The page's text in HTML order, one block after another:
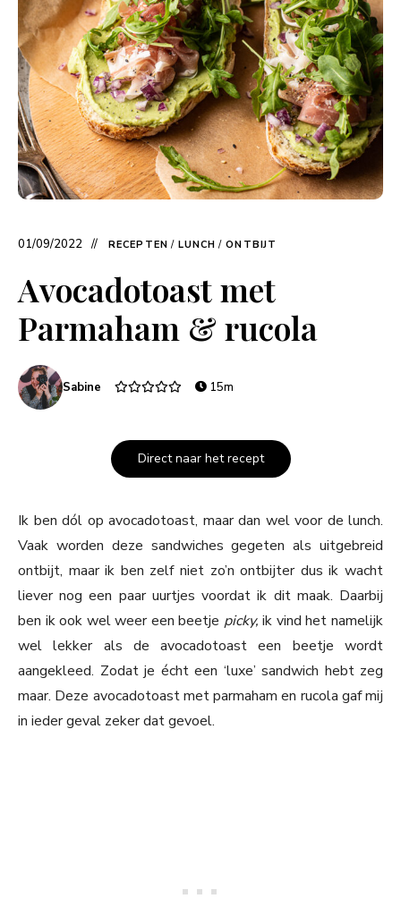
01/09/2022 RECEPTEN / LUNCH / ONTBIJT
Avocadotoast met
Parmaham & rucola
Sabine 15m
Direct naar het recept
Ik ben dól op avocadotoast, maar dan wel voor de lunch.
Vaak worden deze sandwiches gegeten als uitgebreid
ontbijt, maar ik ben zelf niet zo’n ontbijter dus ik wacht
liever nog een paar uurtjes voordat ik dit maak. Daarbij
ben ik ook wel weer een beetje picky,ik vind het namelijk
wel lekker als de avocadotoast een beetje wordt
aangekleed. Zodat je écht een ‘luxe’ sandwich hebt zeg
maar. Deze avocadotoast met parmaham en rucola gaf mij
in ieder geval zeker dat gevoel.